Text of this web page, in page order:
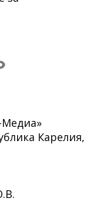
Карелия,